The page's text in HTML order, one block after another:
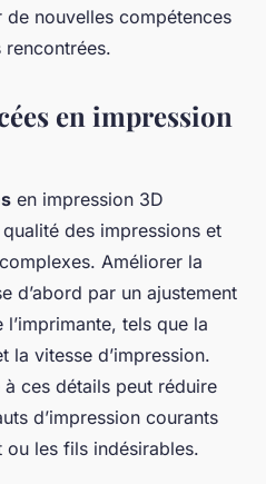
nouvelles compétences
en impression
en impression 3D
des impressions et
Améliorer la
d’abord par un ajustement
tels que la
la vitesse d’impression.
ces détails peut réduire
d’impression courants
ou les fils indésirables.